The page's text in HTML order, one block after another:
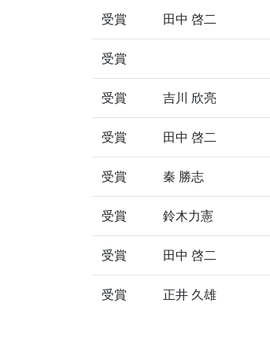
受賞 田中 啓二
受賞
受賞 吉川 欣亮
受賞 田中 啓二
受賞 秦 勝志
受賞 鈴木力憲
受賞 田中 啓二
受賞 正井 久雄